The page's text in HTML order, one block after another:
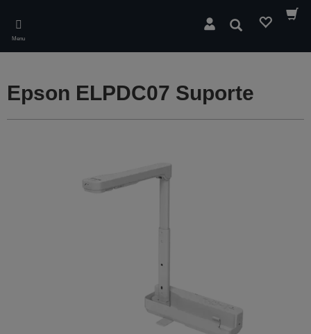
main
content
Menu
Pesquisar
Epson ELPDC07 Suporte